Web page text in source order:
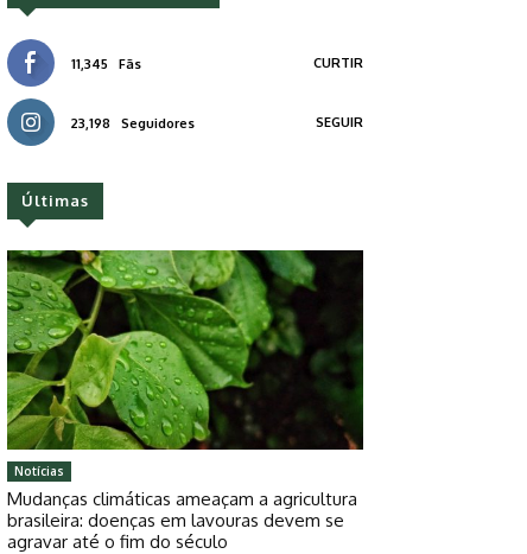
11,345 Fãs CURTIR
23,198 Seguidores SEGUIR
Últimas
Notícias
Mudanças climáticas ameaçam a agricultura
brasileira: doenças em lavouras devem se
agravar até o fim do século